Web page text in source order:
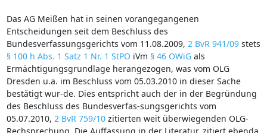
Das AG Meißen hat in seinen vorangegangenen
Entscheidungen seit dem Beschluss des
Bundesverfassungsgerichts vom 11.08.2009, 2 BvR 941/09stets
§ 100 h Abs. 1 Satz 1 Nr. 1 StPO iVm § 46 OWiGals
Ermächtigungsgrundlage herangezogen, was vom OLG
Dresden u.a. im Beschluss vom 05.03.2010 in dieser Sache
bestätigt wur-de. Dies entspricht auch der in der Begründung
des Beschluss des Bundesverfas-sungsgerichts vom
05.07.2010, 2 BvR 759/10zitierten weit überwiegenden OLG-
Rechsprechung. Die Auffassung in der Literatur, zitiert ebenda,